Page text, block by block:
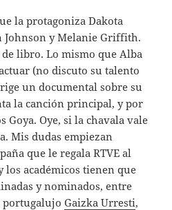
la protagoniza Dakota
Johnson y Melanie Griffith.
de libro. Lo mismo que Alba
(no discuto su talento
un documental sobre su
la canción principal, y por
Goya. Oye, si la chavala vale
Mis dudas empiezan
que le regala RTVE al
los académicos tienen que
y nominados, entre
portugalujoGaizka Urresti,